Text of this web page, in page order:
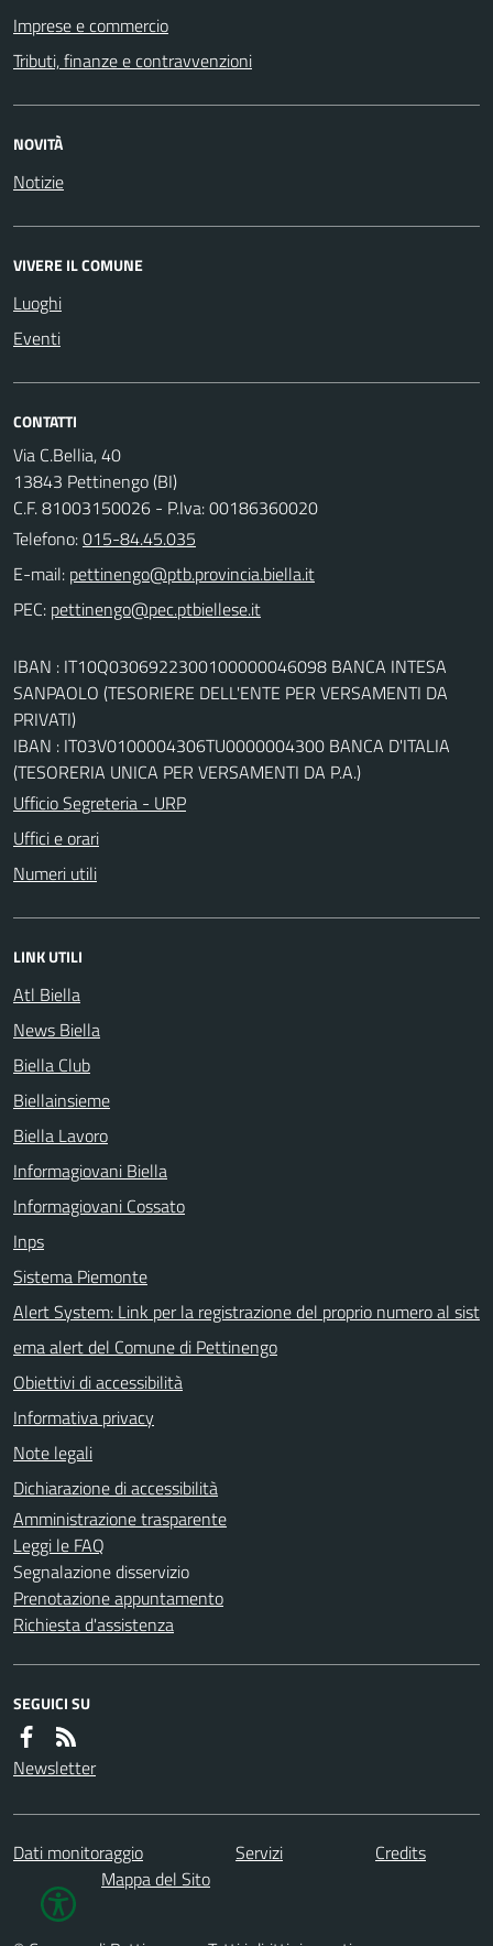
Imprese e commercio
Tributi, finanze e contravvenzioni
NOVITÀ
Notizie
VIVERE IL COMUNE
Luoghi
Eventi
CONTATTI
Via C.Bellia, 40
13843 Pettinengo (BI)
C.F. 81003150026 - P.Iva: 00186360020
Telefono:015-84.45.035
E-mail:
PEC:
IBAN : IT10Q0306922300100000046098 BANCA INTESA
SANPAOLO (TESORIERE DELL'ENTE PER VERSAMENTI DA
PRIVATI)
IBAN : IT03V0100004306TU0000004300 BANCA D'ITALIA
(TESORERIA UNICA PER VERSAMENTI DA P.A.)
Ufficio Segreteria - URP
Uffici e orari
Numeri utili
LINK UTILI
Atl Biella
News Biella
Biella Club
Biellainsieme
Biella Lavoro
Informagiovani Biella
Informagiovani Cossato
Inps
Sistema Piemonte
Alert System: Link per la registrazione del proprio numero al sist
ema alert del Comune di Pettinengo
Obiettivi di accessibilità
Informativa privacy
Note legali
Dichiarazione di accessibilità
Amministrazione trasparente
Leggi le FAQ
Segnalazione disservizio
Prenotazione appuntamento
Richiesta d'assistenza
SEGUICI SU
Newsletter
Dati monitoraggio Servizi
Credits
Mappa del Sito